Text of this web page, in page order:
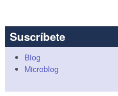
Suscríbete
Blog
Microblog